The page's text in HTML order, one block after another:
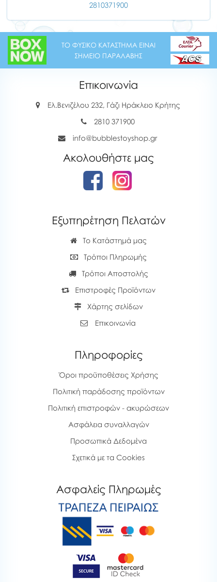
2810371900
ΤΟ ΦΥΣΙΚΟ ΚΑΤΑΣΤΗΜΑ ΕΙΝΑΙ
ΣΗΜΕΙΟ ΠΑΡΑΛΑΒΗΣ
Επικοινωνία
Ελ.Βενιζέλου 232, Γάζι Ηράκλειο Κρήτης
2810 371900
info@bubblestoyshop.gr
Ακολουθήστε μας
Εξυπηρέτηση Πελατών
Το Κατάστημά μας
Τρόποι Πληρωμής
Τρόποι Αποστολής
Επιστροφές Προϊόντων
Χάρτης σελίδων
Επικοινωνία
Πληροφορίες
Όροι προϋποθέσεις Χρήσης
Πολιτική παράδοσης προϊόντων
Πολιτική επιστροφών - ακυρώσεων
Ασφάλεια συναλλαγών
Προσωπικά Δεδομένα
Σχετικά με τα Cookies
Ασφαλείς Πληρωμές